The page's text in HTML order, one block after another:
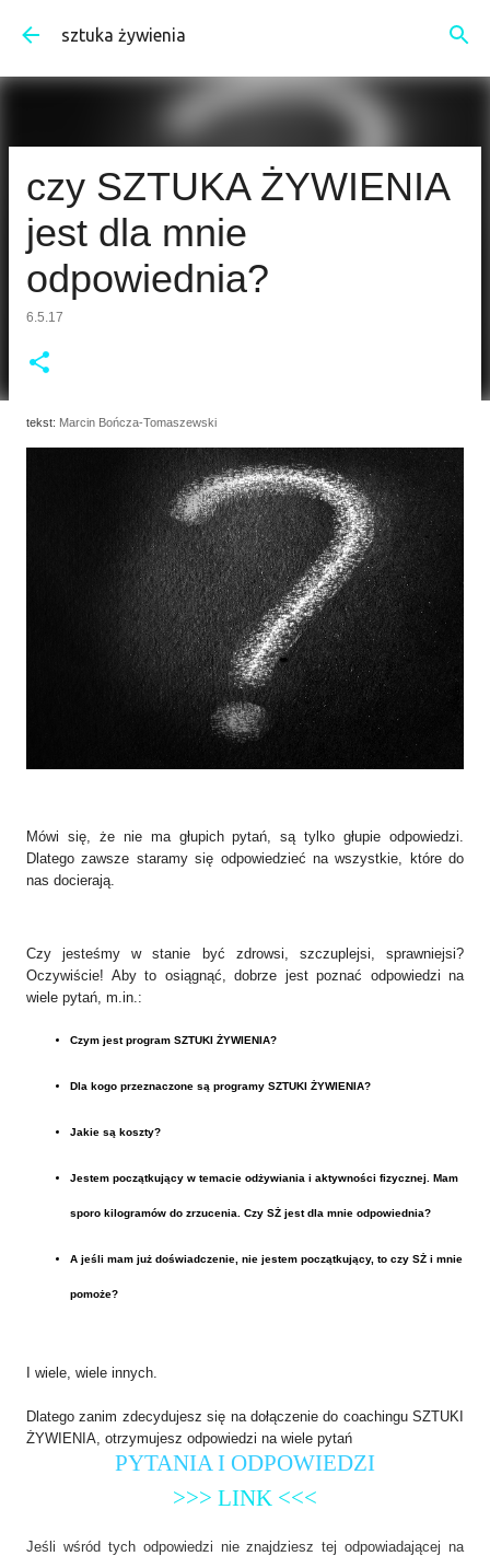
Przejdź do głównej zawartości
sztuka żywienia
czy SZTUKA ŻYWIENIA
jest dla mnie
odpowiednia?
6.5.17
tekst: Marcin Bończa-Tomaszewski
Mówi się, że nie ma głupich pytań, są tylko głupie odpowiedzi.
Dlatego zawsze staramy się odpowiedzieć na wszystkie, które do
nas docierają.
Czy jesteśmy w stanie być zdrowsi, szczuplejsi, sprawniejsi?
Oczywiście! Aby to osiągnąć, dobrze jest poznać odpowiedzi na
wiele pytań, m.in.:
Czym jest program SZTUKI ŻYWIENIA?
Dla kogo przeznaczone są programy SZTUKI ŻYWIENIA?
Jakie są koszty?
Jestem początkujący w temacie odżywiania i aktywności fizycznej. Mam
sporo kilogramów do zrzucenia. Czy SŻ jest dla mnie odpowiednia?
A jeśli mam już doświadczenie, nie jestem początkujący, to czy SŻ i mnie
pomoże?
I wiele, wiele innych.
Dlatego zanim zdecydujesz się na dołączenie do coachingu SZTUKI
ŻYWIENIA, otrzymujesz odpowiedzi na wiele pytań
PYTANIA I ODPOWIEDZI
>>> LINK <<<
Jeśli wśród tych odpowiedzi nie znajdziesz tej odpowiadającej na